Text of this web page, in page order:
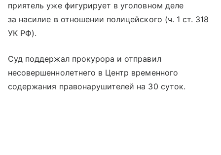
приятель уже фигурирует в уголовном деле
за насилие в отношении полицейского (ч. 1 ст. 318
УК РФ).
Суд поддержал прокурора и отправил
несовершеннолетнего в Центр временного
содержания правонарушителей на 30 суток.